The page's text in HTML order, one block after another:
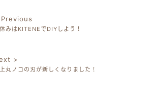
ーション
みはKITENEでDIYしよう！
>
丸ノコの刃が新しくなりました！